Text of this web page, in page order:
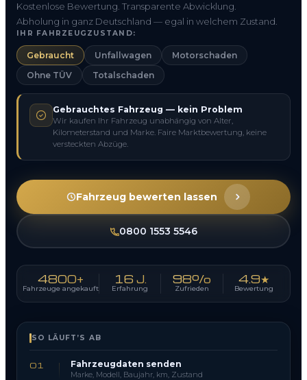
FAQ
0800 1553 5546
Kostenlose Bewertung. Transparente Abwicklung.
Abholung in ganz Deutschland — egal in welchem Zustand.
IHR FAHRZEUGZUSTAND:
Gebraucht Unfallwagen
Motorschaden
Ohne TÜV
Totalschaden
Gebrauchtes Fahrzeug — kein Problem
Wir kaufen Ihr Fahrzeug unabhängig von Alter,
Kilometerstand und Marke. Faire Marktbewertung, keine
versteckten Abzüge.
Fahrzeug bewerten lassen
0800 1553 5546
4800+
Fahrzeuge angekauft
16 J.
Erfahrung
98%
Zufrieden
4.9★
Bewertung
SO LÄUFT’S AB
01 Fahrzeugdaten senden
Marke, Modell, Baujahr, km, Zustand